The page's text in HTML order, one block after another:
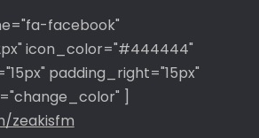
facebook"
icon_color="#444444"
padding_right="15px"
]
zeakisfm